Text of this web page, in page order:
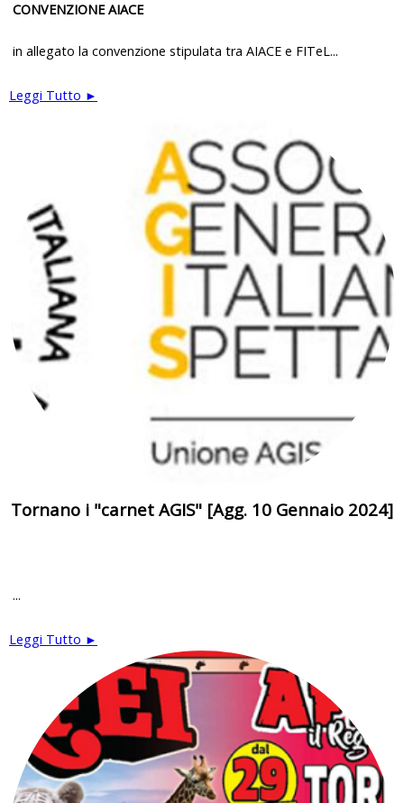
CONVENZIONE AIACE
in allegato la convenzione stipulata tra AIACE e FITeL...
Leggi Tutto ►
Tornano i "carnet AGIS" [Agg. 10 Gennaio 2024]
...
Leggi Tutto ►